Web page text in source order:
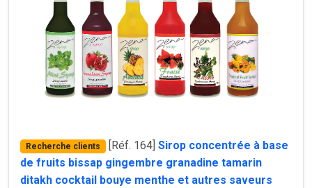
Recherche clients [Réf. 164] Sirop concentrée à base
de fruits bissap gingembre granadine tamarin
ditakh cocktail bouye menthe et autres saveurs